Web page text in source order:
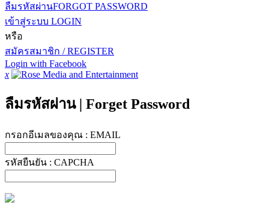
ลืมรหัสผ่านFORGOT PASSWORD
เข้าสู่ระบบ LOGIN
หรือ
สมัครสมาชิก / REGISTER
Login with Facebook
x
ลืมรหัสผ่าน | Forget Password
กรอกอีเมลของคุณ : EMAIL
รหัสยืนยัน : CAPCHA